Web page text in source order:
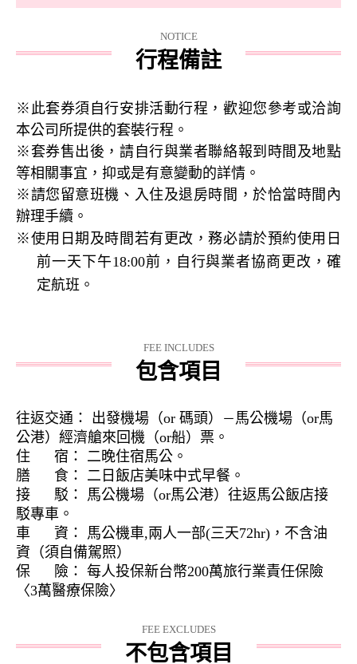
NOTICE
行程備註
※此套券須自行安排活動行程，歡迎您參考或洽詢
本公司所提供的套裝行程。
※套券售出後，請自行與業者聯絡報到時間及地點
等相關事宜，抑或是有意變動的詳情。
※請您留意班機、入住及退房時間 ，於恰當時間內
辦理手續。
※使用日期及時間若有更改，務必請於預約使用日
前一天下午18:00前，自行與業者協商更改，確
定航班。
FEE INCLUDES
包含項目
往返交通： 出發機場（or 碼頭） － 馬公機場（or馬
公港）經濟艙來回機（or船）票。
住 宿： 二晚住宿馬公。
膳 食： 二日飯店美味中式早餐。
接 駁： 馬公機場（or馬公港）往返馬公飯店接
駁專車。
車 資： 馬公機車,兩人一部(三天72hr)，不含油
資（須自備駕照）
保 險： 每人投保新台幣200萬旅行業責任保險
〈3萬醫療保險〉
FEE EXCLUDES
不包含項目